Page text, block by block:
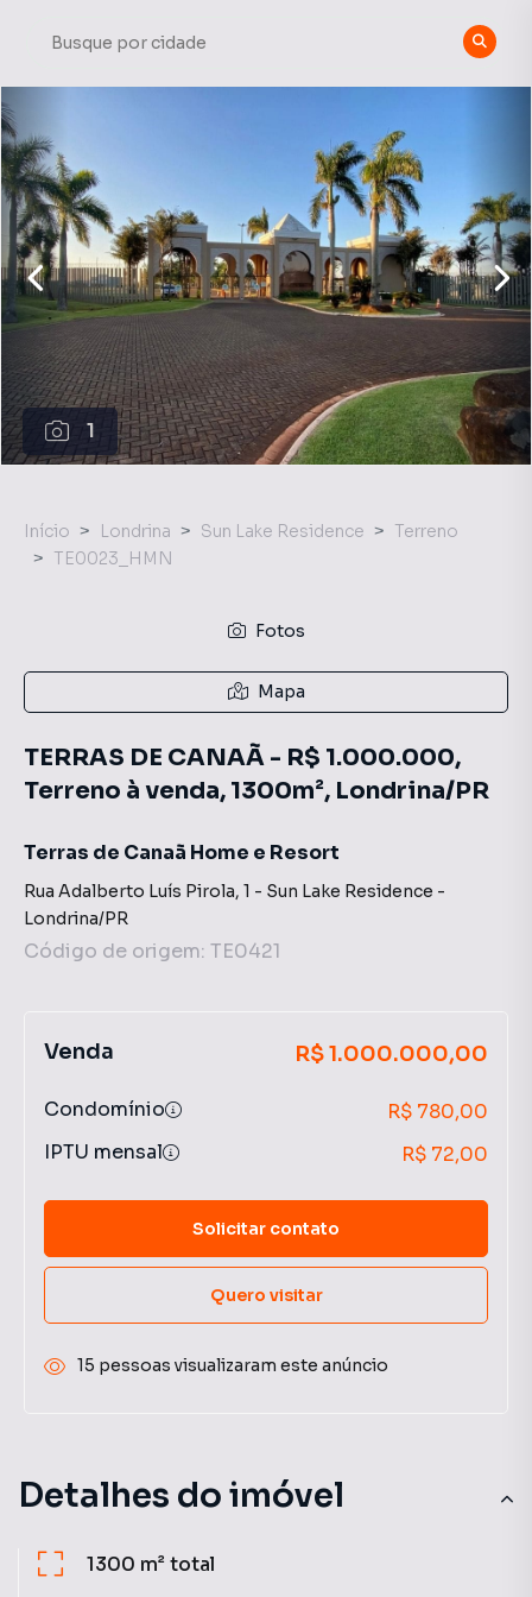
1
Detalhes do imóvel
1300 m²total
Início Londrina Sun Lake Residence
Terreno
TE0023_HMN
Fotos
Mapa
TERRAS DE CANAÃ - R$ 1.000.000,
Terreno à venda, 1300m², Londrina/PR
Terras de Canaã Home e Resort
Rua Adalberto Luís Pirola, 1 - Sun Lake Residence -
Londrina/PR
Código de origem: TE0421
Venda R$ 1.000.000,00
Condomínio
R$ 780,00
IPTU mensal
R$ 72,00
Solicitar contato
Quero visitar
15 pessoas visualizaram este anúncio